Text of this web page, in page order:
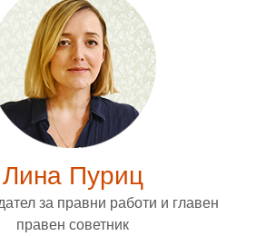
Лина Пуриц
за правни работи и главен
правен советник